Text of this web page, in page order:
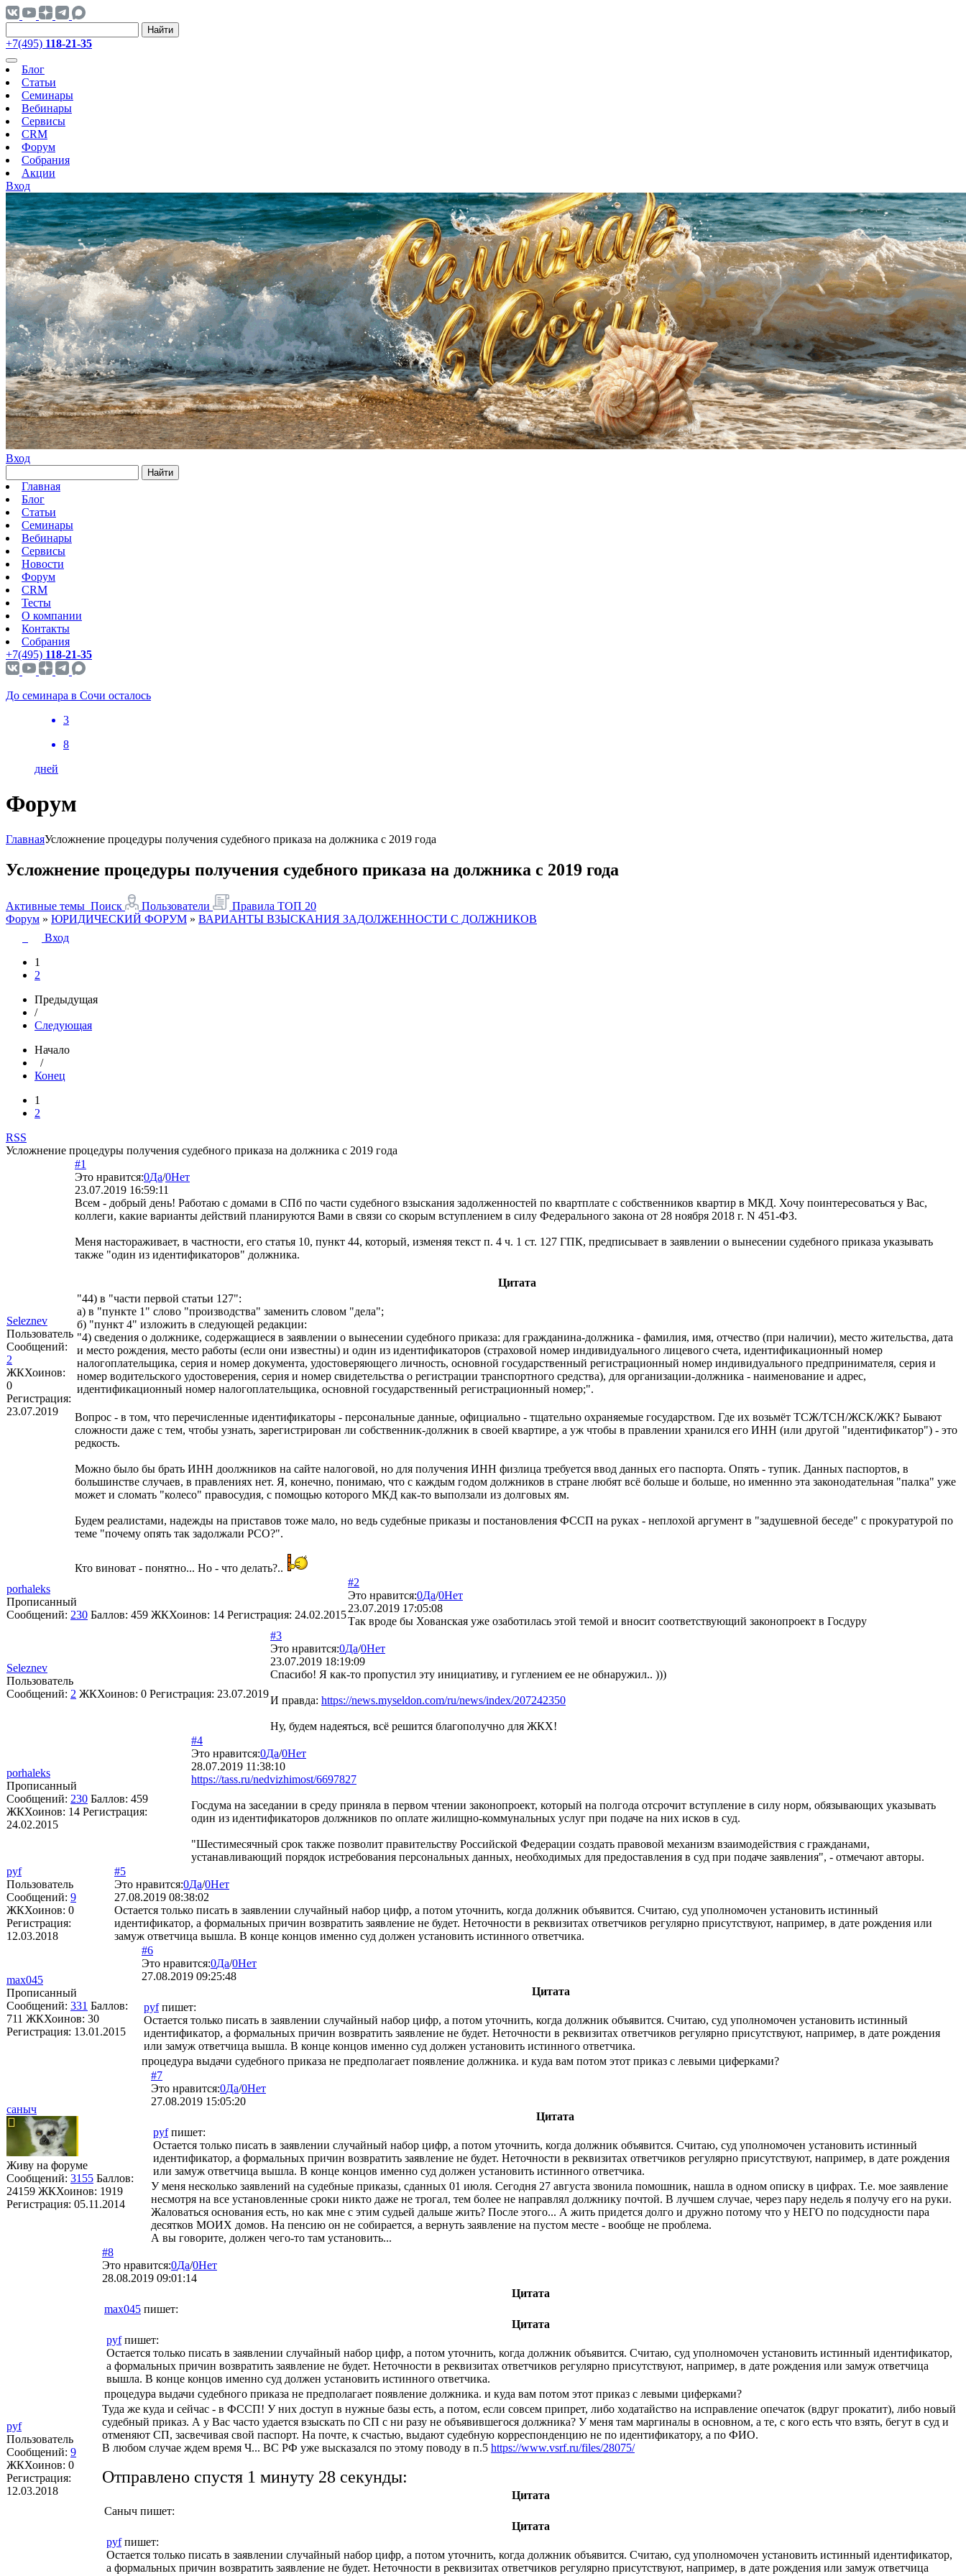
Найти
+7(495) 118-21-35
Блог
Статьи
Семинары
Вебинары
Сервисы
CRM
Форум
Собрания
Акции
Вход
Вход
Найти
Главная
Блог
Статьи
Семинары
Вебинары
Сервисы
Новости
Форум
CRM
Тесты
О компании
Контакты
Собрания
+7(495) 118-21-35
До семинара в Сочи осталось
3
8
дней
Форум
ГлавнаяУсложнение процедуры получения судебного приказа на должника с 2019 года
Усложнение процедуры получения судебного приказа на должника с 2019 года
Активные темы Поиск Пользователи Правила ТОП 20
Форум » ЮРИДИЧЕСКИЙ ФОРУМ » ВАРИАНТЫ ВЗЫСКАНИЯ ЗАДОЛЖЕННОСТИ С ДОЛЖНИКОВ
Вход
1
2
Предыдущая
/
Следующая
Начало
/
Конец
1
2
RSS
Усложнение процедуры получения судебного приказа на должника с 2019 года
Seleznev
Пользователь
Сообщений:
2
ЖКХоинов:
0
Регистрация:
23.07.2019
#1
Это нравится:0Да/0Нет
23.07.2019 16:59:11
Всем - добрый день! Работаю с домами в СПб по части судебного взыскания задолженностей по квартплате с собственников квартир в МКД. Хочу поинтересоваться у Вас,
коллеги, какие варианты действий планируются Вами в связи со скорым вступлением в силу Федерального закона от 28 ноября 2018 г. N 451-ФЗ.
Меня настораживает, в частности, его статья 10, пункт 44, который, изменяя текст п. 4 ч. 1 ст. 127 ГПК, предписывает в заявлении о вынесении судебного приказа указывать
также "один из идентификаторов" должника.
Цитата
"44) в "части первой статьи 127":
а) в "пункте 1" слово "производства" заменить словом "дела";
б) "пункт 4" изложить в следующей редакции:
"4) сведения о должнике, содержащиеся в заявлении о вынесении судебного приказа: для гражданина-должника - фамилия, имя, отчество (при наличии), место жительства, дата
и место рождения, место работы (если они известны) и один из идентификаторов (страховой номер индивидуального лицевого счета, идентификационный номер
налогоплательщика, серия и номер документа, удостоверяющего личность, основной государственный регистрационный номер индивидуального предпринимателя, серия и
номер водительского удостоверения, серия и номер свидетельства о регистрации транспортного средства), для организации-должника - наименование и адрес,
идентификационный номер налогоплательщика, основной государственный регистрационный номер;".
Вопрос - в том, что перечисленные идентификаторы - персональные данные, официально - тщательно охраняемые государством. Где их возьмёт ТСЖ/ТСН/ЖСК/ЖК? Бывают
сложности даже с тем, чтобы узнать, зарегистрирован ли собственник-должник в своей квартире, а уж чтобы в правлении хранился его ИНН (или другой "идентификатор") - это
редкость.
Можно было бы брать ИНН доолжников на сайте налоговой, но для получения ИНН физлица требуется ввод данных его паспорта. Опять - тупик. Данных паспортов, в
большинстве случаев, в правлениях нет. Я, конечно, понимаю, что с каждым годом должников в стране любят всё больше и больше, но именнно эта законодательная "палка" уже
может и сломать "колесо" правосудия, с помощью которого МКД как-то выползали из долговых ям.
Будем реалистами, надежды на приставов тоже мало, но ведь судебные приказы и постановления ФССП на руках - неплохой аргумент в "задушевной беседе" с прокуратурой по
теме "почему опять так задолжали РСО?".
Кто виноват - понятно... Но - что делать?..
porhaleks
Прописанный
Сообщений: 230 Баллов: 459 ЖКХоинов: 14 Регистрация: 24.02.2015
#2
Это нравится:0Да/0Нет
23.07.2019 17:05:08
Так вроде бы Хованская уже озаботилась этой темой и вносит соответствующий законопроект в Госдуру
Seleznev
Пользователь
Сообщений: 2 ЖКХоинов: 0 Регистрация: 23.07.2019
#3
Это нравится:0Да/0Нет
23.07.2019 18:19:09
Спасибо! Я как-то пропустил эту инициативу, и гуглением ее не обнаружил.. )))
И правда: https://news.myseldon.com/ru/news/index/207242350
Ну, будем надеяться, всё решится благополучно для ЖКХ!
porhaleks
Прописанный
Сообщений: 230 Баллов: 459
ЖКХоинов: 14 Регистрация:
24.02.2015
#4
Это нравится:0Да/0Нет
28.07.2019 11:38:10
https://tass.ru/nedvizhimost/6697827
Госдума на заседании в среду приняла в первом чтении законопроект, который на полгода отсрочит вступление в силу норм, обязывающих указывать
один из идентификаторов должников по оплате жилищно-коммунальных услуг при подаче на них исков в суд.
"Шестимесячный срок также позволит правительству Российской Федерации создать правовой механизм взаимодействия с гражданами,
устанавливающий порядок истребования персональных данных, необходимых для предоставления в суд при подаче заявления", - отмечают авторы.
pyf
Пользователь
Сообщений: 9
ЖКХоинов: 0
Регистрация:
12.03.2018
#5
Это нравится:0Да/0Нет
27.08.2019 08:38:02
Остается только писать в заявлении случайный набор цифр, а потом уточнить, когда должник объявится. Считаю, суд уполномочен установить истинный
идентификатор, а формальных причин возвратить заявление не будет. Неточности в реквизитах ответчиков регулярно присутствуют, например, в дате рождения или
замуж ответчица вышла. В конце концов именно суд должен установить истинного ответчика.
max045
Прописанный
Сообщений: 331 Баллов:
711 ЖКХоинов: 30
Регистрация: 13.01.2015
#6
Это нравится:0Да/0Нет
27.08.2019 09:25:48
Цитата
pyfпишет:
Остается только писать в заявлении случайный набор цифр, а потом уточнить, когда должник объявится. Считаю, суд уполномочен установить истинный
идентификатор, а формальных причин возвратить заявление не будет. Неточности в реквизитах ответчиков регулярно присутствуют, например, в дате рождения
или замуж ответчица вышла. В конце концов именно суд должен установить истинного ответчика.
процедура выдачи судебного приказа не предполагает появление должника. и куда вам потом этот приказ с левыми циферками?
саныч
Живу на форуме
Сообщений: 3155 Баллов:
24159 ЖКХоинов: 1919
Регистрация: 05.11.2014
#7
Это нравится:0Да/0Нет
27.08.2019 15:05:20
Цитата
pyfпишет:
Остается только писать в заявлении случайный набор цифр, а потом уточнить, когда должник объявится. Считаю, суд уполномочен установить истинный
идентификатор, а формальных причин возвратить заявление не будет. Неточности в реквизитах ответчиков регулярно присутствуют, например, в дате рождения
или замуж ответчица вышла. В конце концов именно суд должен установить истинного ответчика.
У меня несколько заявлений на судебные приказы, сданных 01 июля. Сегодня 27 августа звонила помошник, нашла в одном описку в цифрах. Т.е. мое заявление
несмотря на все установленные сроки никто даже не трогал, тем более не направлял должнику почтой. В лучшем случае, через пару недель я получу его на руки.
Жаловаться основания есть, но как мне с этим судьей дальше жить? После этого... А жить придется долго и дружно потому что у НЕГО по подсудности пара
десятков МОИХ домов. На пенсию он не собирается, а вернуть заявление на пустом месте - вообще не проблема.
А вы говорите, должен чего-то там установить...
pyf
Пользователь
Сообщений: 9
ЖКХоинов: 0
Регистрация:
12.03.2018
#8
Это нравится:0Да/0Нет
28.08.2019 09:01:14
Цитата
max045 пишет:
Цитата
pyfпишет:
Остается только писать в заявлении случайный набор цифр, а потом уточнить, когда должник объявится. Считаю, суд уполномочен установить истинный идентификатор,
а формальных причин возвратить заявление не будет. Неточности в реквизитах ответчиков регулярно присутствуют, например, в дате рождения или замуж ответчица
вышла. В конце концов именно суд должен установить истинного ответчика.
процедура выдачи судебного приказа не предполагает появление должника. и куда вам потом этот приказ с левыми циферками?
Туда же куда и сейчас - в ФССП! У них доступ в нужные базы есть, а потом, если совсем припрет, либо ходатайство на исправление опечаток (вдруг прокатит), либо новый
судебный приказ. А у Вас часто удается взыскать по СП с ни разу не объявившегося должника? У меня там маргиналы в основном, а те, с кого есть что взять, бегут в суд и
отменяют СП, засвечивая свой паспорт. На почте, к счастью, выдают судебную корреспонденцию не по идентификатору, а по ФИО.
В любом случае ждем время Ч... ВС РФ уже высказался по этому поводу в п.5 https://www.vsrf.ru/files/28075/
Отправлено спустя 1 минуту 28 секунды:
Цитата
Саныч пишет:
Цитата
pyfпишет:
Остается только писать в заявлении случайный набор цифр, а потом уточнить, когда должник объявится. Считаю, суд уполномочен установить истинный идентификатор,
а формальных причин возвратить заявление не будет. Неточности в реквизитах ответчиков регулярно присутствуют, например, в дате рождения или замуж ответчица